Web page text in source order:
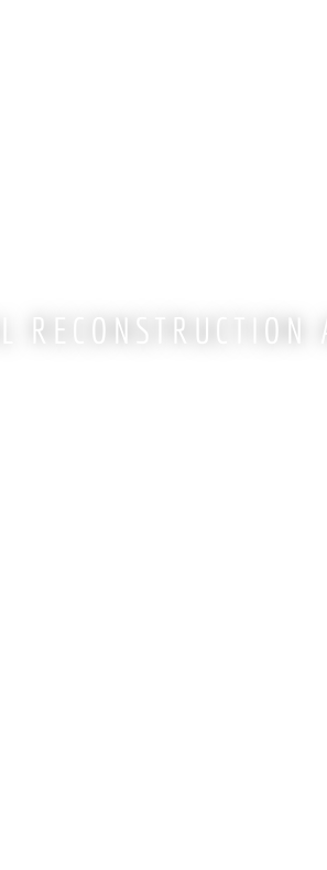
RECONSTRUCTION